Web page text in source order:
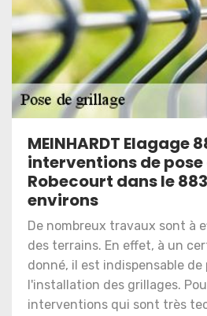
MEINHARDT Elagage
interventions de
Robecourt dans le
environs
De nombreux travaux sont à
des terrains. En effet, à un
donné, il est indispensable de
l'installation des grillages.
interventions qui sont très